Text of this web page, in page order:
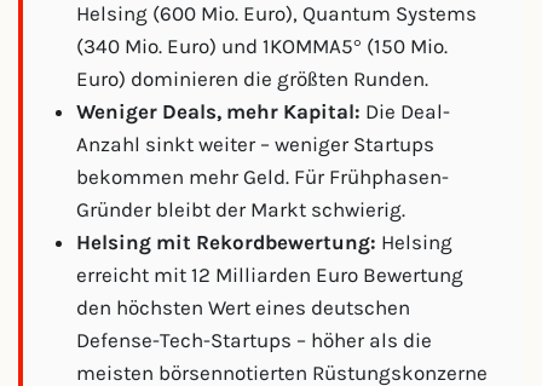
Helsing (600 Mio. Euro), Quantum Systems
(340 Mio. Euro) und 1KOMMA5° (150 Mio.
Euro) dominieren die größten Runden.
Weniger Deals, mehr Kapital: Die Deal-
Anzahl sinkt weiter – weniger Startups
bekommen mehr Geld. Für Frühphasen-
Gründer bleibt der Markt schwierig.
Helsing mit Rekordbewertung: Helsing
erreicht mit 12 Milliarden Euro Bewertung
den höchsten Wert eines deutschen
Defense-Tech-Startups – höher als die
meisten börsennotierten Rüstungskonzerne